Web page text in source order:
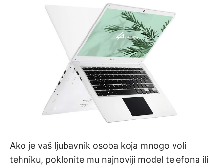
Ako je vaš ljubavnik osoba koja mnogo voli
tehniku, poklonite mu najnoviji model telefona ili